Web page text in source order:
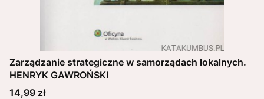
Zarządzanie strategiczne w samorządach lokalnych.
HENRYK GAWROŃSKI
Cena
14,99 zł